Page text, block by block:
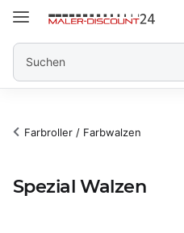
Farbroller / Farbwalzen
Spezial Walzen